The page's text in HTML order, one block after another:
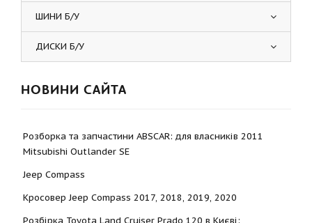
ШИНИ Б/У
ДИСКИ Б/У
НОВИНИ САЙТА
Розборка та запчастини ABSCAR: для власників 2011
Mitsubishi Outlander SE
Jeep Compass
Кросовер Jeep Compass 2017, 2018, 2019, 2020